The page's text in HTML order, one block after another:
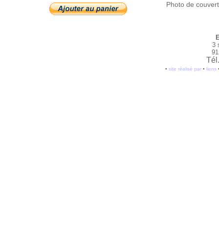
Photo de
3
• site réalisé par• liens